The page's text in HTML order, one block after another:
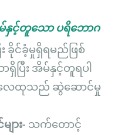
င့်တူသော ပရိဘောဂ
ခိုင်ခံ့မှုရှိရမည်ဖြစ်
ြီး အိမ်နှင့်တူရပါ
ာ လေထုသည် ဆွဲဆောင်မှု
ျား- သက်တောင့်